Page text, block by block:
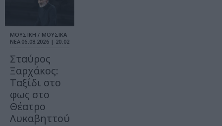
ΜΟΥΣΙΚΗ / ΜΟΥΣΙΚΑ
ΝΕΑ 06.08.2026 | 20.02
Σταύρος
Ξαρχάκος:
Ταξίδι στο
φως στο
Θέατρο
Λυκαβηττού